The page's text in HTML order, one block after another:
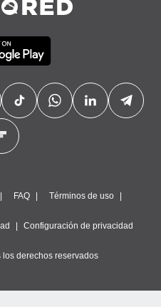
FAQ Términos de uso
Configuración de privacidad
derechos reservados